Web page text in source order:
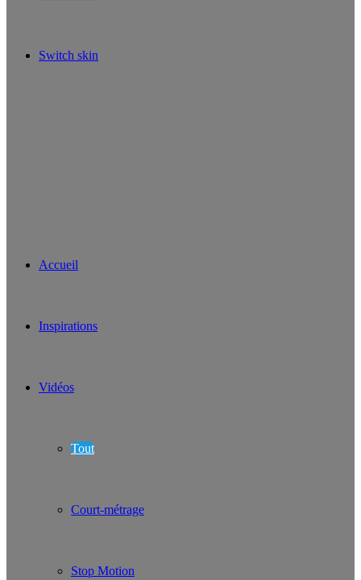
Switch skin
Accueil
Inspirations
Vidéos
Tout
Court-métrage
Stop Motion